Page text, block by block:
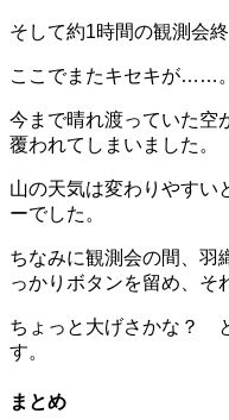
そして約1時間の観測会終
ここでまたキセキが……。
今まで晴れ渡っていた空
覆われてしまいました。
山の天気は変わりやすい
ーでした。
ちなみに観測会の間、羽
っかりボタンを留め、そ
ちょっと大げさかな？
す。
まとめ